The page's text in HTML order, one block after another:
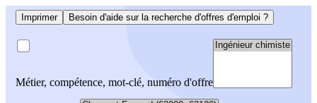
Imprimer Besoin d'aide sur la recherche d'offres d'emploi ?
Métier, compétence, mot-clé, numéro d'offre